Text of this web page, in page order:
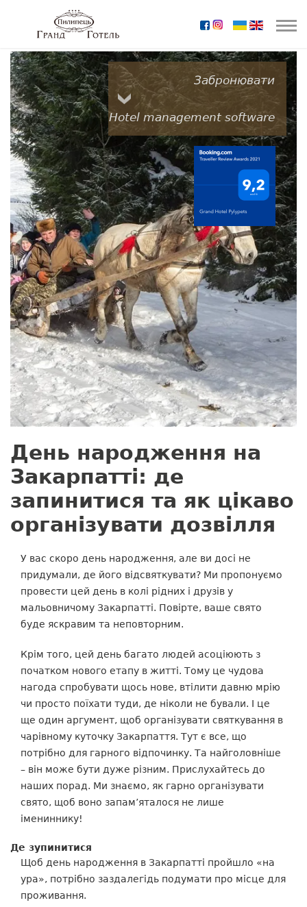
Забронювати
Hotel management software
День народження на
Закарпатті: де
запинитися та як цікаво
організувати дозвілля
У вас скоро день народження, але ви досі не
придумали, де його відсвяткувати? Ми пропонуємо
провести цей день в колі рідних і друзів у
мальовничому Закарпатті. Повірте, ваше свято
буде яскравим та неповторним.
Крім того, цей день багато людей асоціюють з
початком нового етапу в житті. Тому це чудова
нагода спробувати щось нове, втілити давню мрію
чи просто поїхати туди, де ніколи не бували. І це
ще один аргумент, щоб організувати святкування в
чарівному куточку Закарпаття. Тут є все, що
потрібно для гарного відпочинку. Та найголовніше
– він може бути дуже різним. Прислухайтесь до
наших порад. Ми знаємо, як гарно організувати
свято, щоб воно запам’яталося не лише
імениннику!
Де зупинитися
Щоб день народження в Закарпатті пройшло «на
ура», потрібно заздалегідь подумати про місце для
проживання.